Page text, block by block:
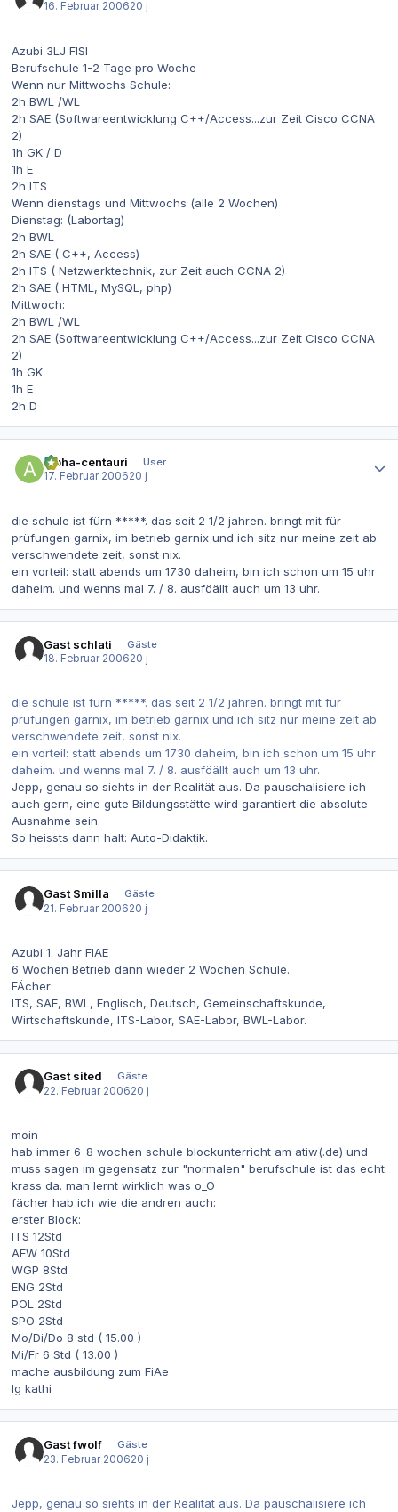
16. Februar 200620 j
Azubi 3LJ FISI
Berufschule 1-2 Tage pro Woche
Wenn nur Mittwochs Schule:
2h BWL /WL
2h SAE (Softwareentwicklung C++/Access...zur Zeit Cisco CCNA
2)
1h GK / D
1h E
2h ITS
Wenn dienstags und Mittwochs (alle 2 Wochen)
Dienstag: (Labortag)
2h BWL
2h SAE ( C++, Access)
2h ITS ( Netzwerktechnik, zur Zeit auch CCNA 2)
2h SAE ( HTML, MySQL, php)
Mittwoch:
2h BWL /WL
2h SAE (Softwareentwicklung C++/Access...zur Zeit Cisco CCNA
2)
1h GK
1h E
2h D
alpha-centauri
User
17. Februar 200620 j
die schule ist fürn *****. das seit 2 1/2 jahren. bringt mit für
prüfungen garnix, im betrieb garnix und ich sitz nur meine zeit ab.
verschwendete zeit, sonst nix.
ein vorteil: statt abends um 1730 daheim, bin ich schon um 15 uhr
daheim. und wenns mal 7. / 8. ausföällt auch um 13 uhr.
Gast schlati
Gäste
18. Februar 200620 j
die schule ist fürn *****. das seit 2 1/2 jahren. bringt mit für
prüfungen garnix, im betrieb garnix und ich sitz nur meine zeit ab.
verschwendete zeit, sonst nix.
ein vorteil: statt abends um 1730 daheim, bin ich schon um 15 uhr
daheim. und wenns mal 7. / 8. ausföällt auch um 13 uhr.
Jepp, genau so siehts in der Realität aus. Da pauschalisiere ich
auch gern, eine gute Bildungsstätte wird garantiert die absolute
Ausnahme sein.
So heissts dann halt: Auto-Didaktik.
Gast Smilla
Gäste
21. Februar 200620 j
Azubi 1. Jahr FIAE
6 Wochen Betrieb dann wieder 2 Wochen Schule.
FÄcher:
ITS, SAE, BWL, Englisch, Deutsch, Gemeinschaftskunde,
Wirtschaftskunde, ITS-Labor, SAE-Labor, BWL-Labor.
Gast sited
Gäste
22. Februar 200620 j
moin
hab immer 6-8 wochen schule blockunterricht am atiw(.de) und
muss sagen im gegensatz zur "normalen" berufschule ist das echt
krass da. man lernt wirklich was o_O
fächer hab ich wie die andren auch:
erster Block:
ITS 12Std
AEW 10Std
WGP 8Std
ENG 2Std
POL 2Std
SPO 2Std
Mo/Di/Do 8 std ( 15.00 )
Mi/Fr 6 Std ( 13.00 )
mache ausbildung zum FiAe
lg kathi
Gast fwolf
Gäste
23. Februar 200620 j
Jepp, genau so siehts in der Realität aus. Da pauschalisiere ich